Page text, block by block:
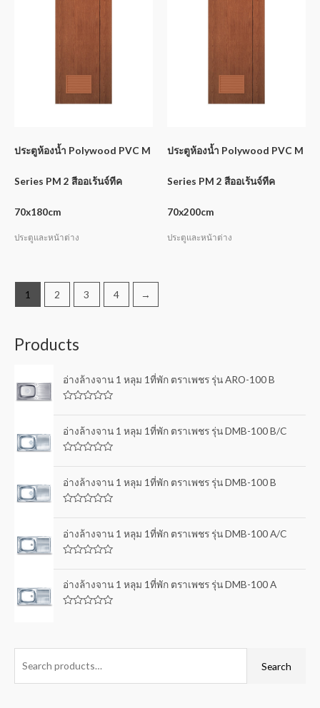
ประตูห้องน้ำ Polywood PVC M
Series PM 2 สีออเร้นจ์ทีค
70x180cm
ประตูและหน้าต่าง
ประตูห้องน้ำ Polywood PVC M
Series PM 2 สีออเร้นจ์ทีค
70x200cm
ประตูและหน้าต่าง
1 2 3 4 →
Products
อ่างล้างจาน 1 หลุม 1ที่พัก ตราเพชร รุ่น ARO-100 B
t
e
d
t
o
f
อ่างล้างจาน 1 หลุม 1ที่พัก ตราเพชร รุ่น DMB-100 B/C
t
e
d
t
o
f
อ่างล้างจาน 1 หลุม 1ที่พัก ตราเพชร รุ่น DMB-100 B
t
e
d
t
o
f
อ่างล้างจาน 1 หลุม 1ที่พัก ตราเพชร รุ่น DMB-100 A/C
t
e
d
o
5
อ่างล้างจาน 1 หลุม 1ที่พัก ตราเพชร รุ่น DMB-100 A
d
o
Search